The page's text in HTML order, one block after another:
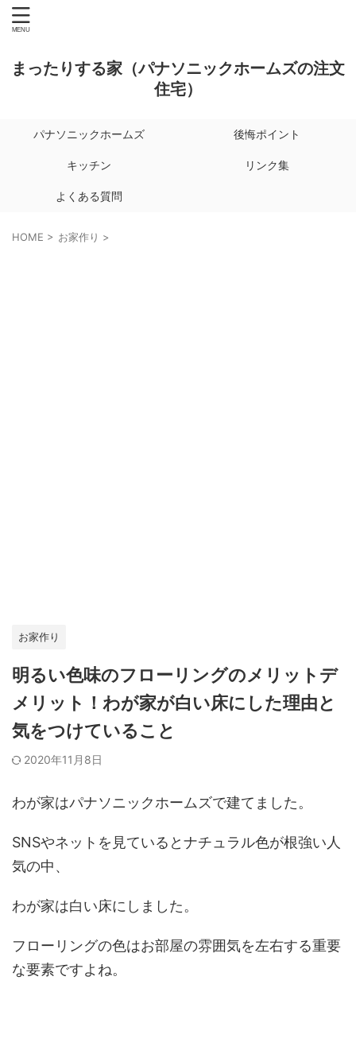
まったりする家（パナソニックホームズの注文
住宅）
パナソニックホームズ 後悔ポイント
キッチン リンク集
よくある質問
HOME > お家作り >
お家作り
明るい色味のフローリングのメリットデ
メリット！わが家が白い床にした理由と
気をつけていること
2020年11月8日
わが家はパナソニックホームズで建てました。
SNSやネットを見ているとナチュラル色が根強い人
気の中、
わが家は白い床にしました。
フローリングの色はお部屋の雰囲気を左右する重要
な要素ですよね。